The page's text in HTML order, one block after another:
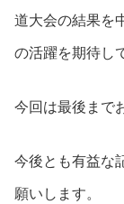
道大会の結果を
の活躍を期待し
今回は最後まで
今後とも有益な
願いします。